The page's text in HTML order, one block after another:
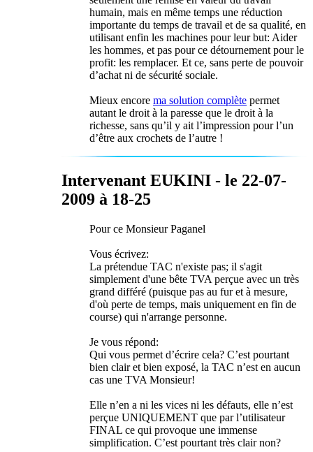
humain, mais en même temps une réduction
importante du temps de travail et de sa qualité, en
utilisant enfin les machines pour leur but: Aider
les hommes, et pas pour ce détournement pour le
profit: les remplacer. Et ce, sans perte de pouvoir
d’achat ni de sécurité sociale.
Mieux encore ma solution complète permet
autant le droit à la paresse que le droit à la
richesse, sans qu’il y ait l’impression pour l’un
d’être aux crochets de l’autre !
Intervenant EUKINI - le 22-07-
2009 à 18-25
Pour ce Monsieur Paganel
Vous écrivez:
La prétendue TAC n'existe pas; il s'agit
simplement d'une bête TVA perçue avec un très
grand différé (puisque pas au fur et à mesure,
d'où perte de temps, mais uniquement en fin de
course) qui n'arrange personne.
Je vous répond:
Qui vous permet d’écrire cela? C’est pourtant
bien clair et bien exposé, la TAC n’est en aucun
cas une TVA Monsieur!
Elle n’en a ni les vices ni les défauts, elle n’est
perçue UNIQUEMENT que par l’utilisateur
FINAL ce qui provoque une immense
simplification. C’est pourtant très clair non?